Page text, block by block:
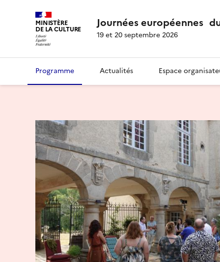
MINISTÈRE
DE LA CULTURE Journées européennes
19 et 20 septembre 2026
Programme Actualités Espace